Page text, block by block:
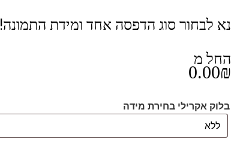
נא לבחור סוג הדפסה אחד ומידת התמונה!
החל מ
0.00₪
בלוק אקרילי בחירת מידה